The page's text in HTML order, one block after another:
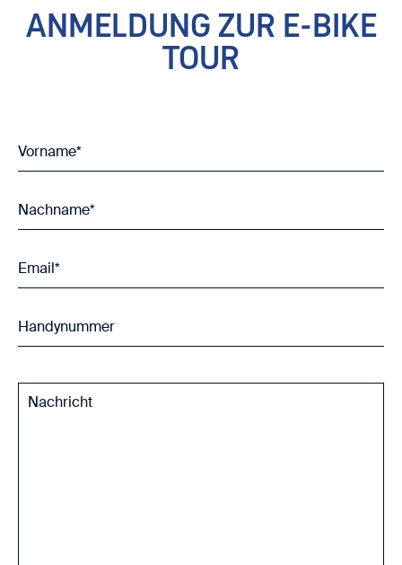
ANMELDUNG ZUR E-BIKE
TOUR